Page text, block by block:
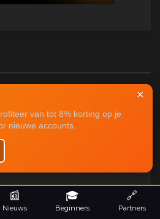
Pro 120TH - Draaiend in mining farm
Huidige
prijs
HODL? Bekijk hier de informatie
📰
Nieuws
🎓
Beginners
🔗
Partners
×
van tot 8% korting op je
nieuwe accounts.